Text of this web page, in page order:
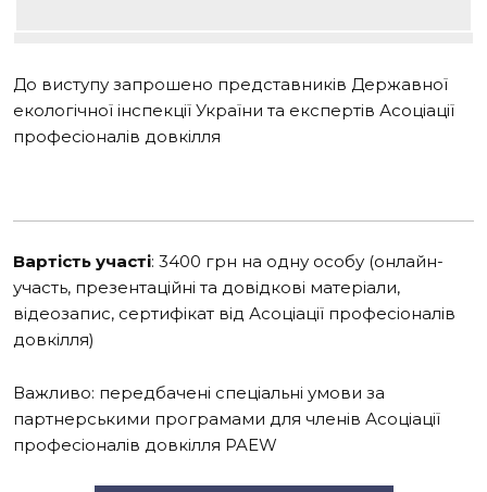
До виступу запрошено представників Державної
екологічної інспекції України та експертів Асоціації
професіоналів довкілля
Вартість участі: 3400 грн на одну особу (онлайн-
участь, презентаційні та довідкові матеріали,
відеозапис, сертифікат від Асоціації професіоналів
довкілля)
Важливо: передбачені спеціальні умови за
партнерськими програмами для членів Асоціації
професіоналів довкілля PAEW